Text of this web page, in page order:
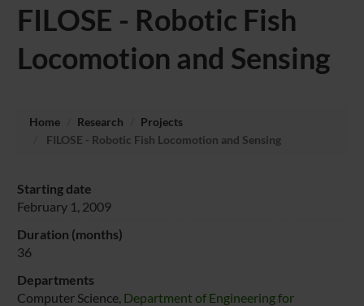
FILOSE - Robotic Fish
Locomotion and Sensing
Home Research
Projects
FILOSE - Robotic Fish Locomotion and Sensing
Starting date
February 1, 2009
Duration (months)
36
Departments
Computer Science, Department of Engineering for